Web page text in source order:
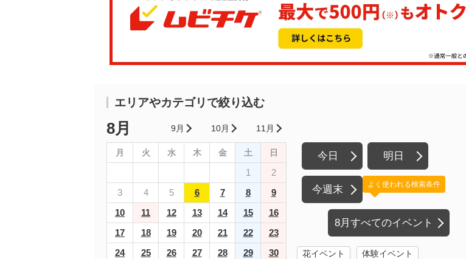
エリアやカテゴリで絞り込む
8月 9月 10月 11月
月 火 水 木 金 土 日
1
2
3
4 5 6 7 8
9
10
11 12 13 14 15
16
17
18 19 20 21 22
23
24
25 26 27 28 29
30
今日 明日
今週末
8月すべてのイベント
よく使われる検索条件
花イベント
体験イベント